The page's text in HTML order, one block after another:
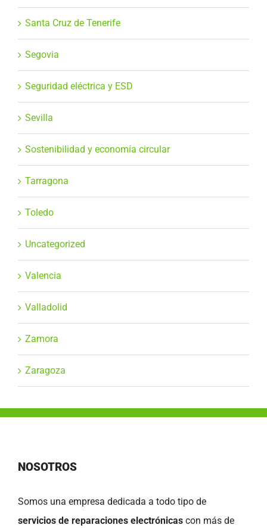
Santa Cruz de Tenerife
Segovia
Seguridad eléctrica y ESD
Sevilla
Sostenibilidad y economía circular
Tarragona
Toledo
Uncategorized
Valencia
Valladolid
Zamora
Zaragoza
NOSOTROS
Somos una empresa dedicada a todo tipo de
servicios de reparaciones electrónicas con más de